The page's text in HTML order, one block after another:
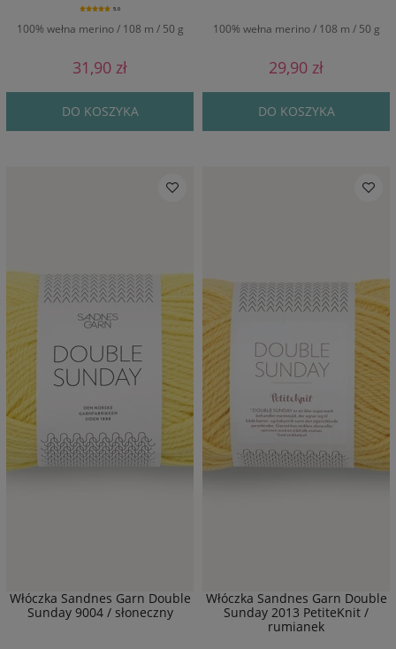
100% wełna merino / 108 m / 50 g
5.0
31,90 zł
DO KOSZYKA
100% wełna merino / 108 m / 50 g
29,90 zł
DO KOSZYKA
Włóczka Sandnes Garn Double
Sunday 9004 / słoneczny
Włóczka Sandnes Garn Double
Sunday 2013 PetiteKnit /
rumianek